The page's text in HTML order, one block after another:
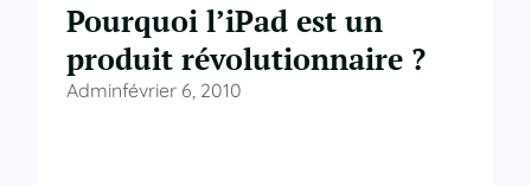
Pourquoi l’iPad est un
produit révolutionnaire ?
Adminfévrier 6, 2010